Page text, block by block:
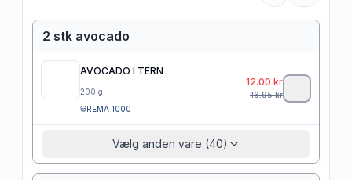
2 stk avocado
AVOCADO I TERN
200 g
REMA 1000
12.00 kr
16.95kr
Vælg anden vare (40)